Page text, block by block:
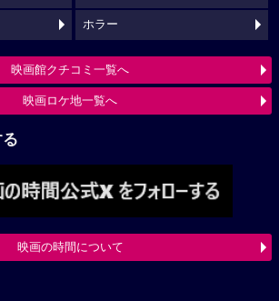
ホラー
映画館クチコミ一覧へ
映画ロケ地一覧へ
映画の時間について